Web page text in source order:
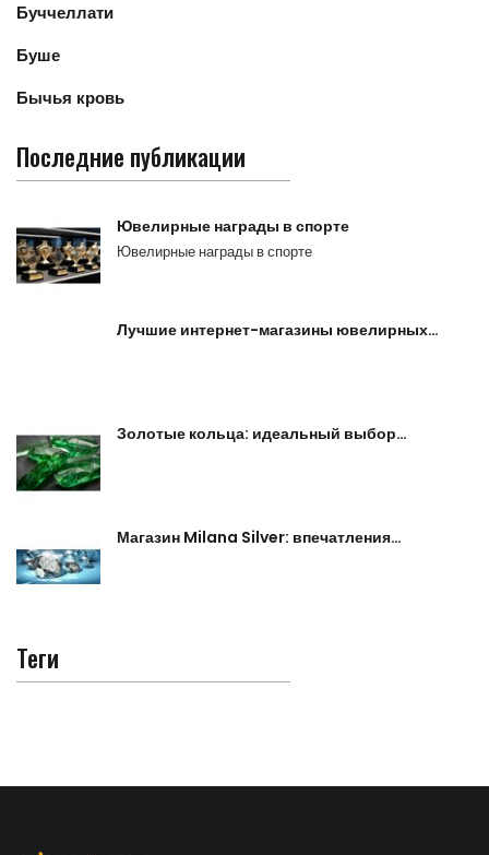
Буччеллати
Буше
Бычья кровь
Последние публикации
Ювелирные награды в спорте
Ювелирные награды в спорте
Лучшие интернет-магазины ювелирных…
Золотые кольца: идеальный выбор…
Магазин Milana Silver: впечатления…
Теги